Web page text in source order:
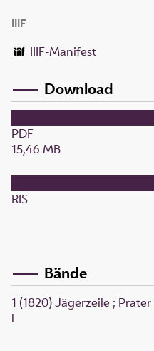
IIIF
IIIF-Manifest
Download
PDF
15,46 MB
RIS
Bände
1 (1820)Jägerzeile ; Prater
l